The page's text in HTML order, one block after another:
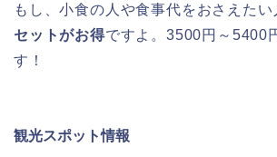
もし、小食の人や食事代をおさえたい
セットがお得ですよ。3500円～5400
す！
観光スポット情報